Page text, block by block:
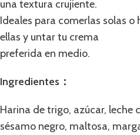
una textura crujiente.
Ideales para comerlas solas o
ellas y untar tu crema
preferida en medio.
Ingredientes：
Harina de trigo, azúcar, leche
sésamo negro, maltosa,